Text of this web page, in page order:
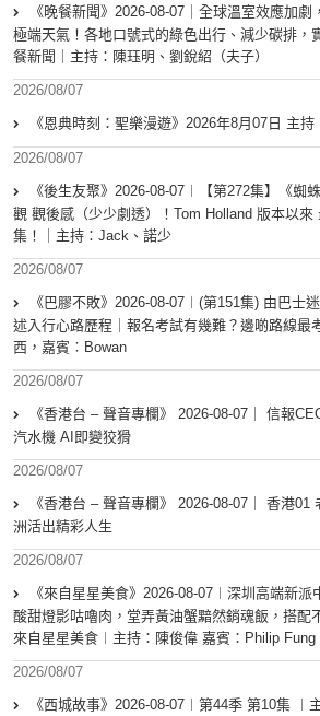
《晚餐新聞》2026-08-07｜全球溫室效應加
極端天氣！各地口號式的綠色出行、減少碳排，
餐新聞｜主持：陳珏明、劉銳紹（夫子）
2026/08/07
《恩典時刻：聖樂漫遊》2026年8月07日 主持
2026/08/07
《後生友聚》2026-08-07︱【第272集】《蜘
觀 觀後感（少少劇透）！Tom Holland 版本以來
集！｜主持：Jack、諾少
2026/08/07
《巴膠不敗》2026-08-07︱(第151集) 由巴士
述入行心路歷程｜報名考試有幾難？邊啲路線最
西，嘉賓︰Bowan
2026/08/07
《香港台 – 聲音專欄》 2026-08-07｜ 信報
汽水機 AI即變狡猾
2026/08/07
《香港台 – 聲音專欄》 2026-08-07｜ 香港01
洲活出精彩人生
2026/08/07
《來自星星美食》2026-08-07︱深圳高端新
酸甜燈影咕嚕肉，堂弄黃油蟹黯然銷魂飯，搭配
來自星星美食︱主持：陳俊偉 嘉賓：Philip Fung
2026/08/07
《西城故事》2026-08-07︱第44季 第10集 ︱